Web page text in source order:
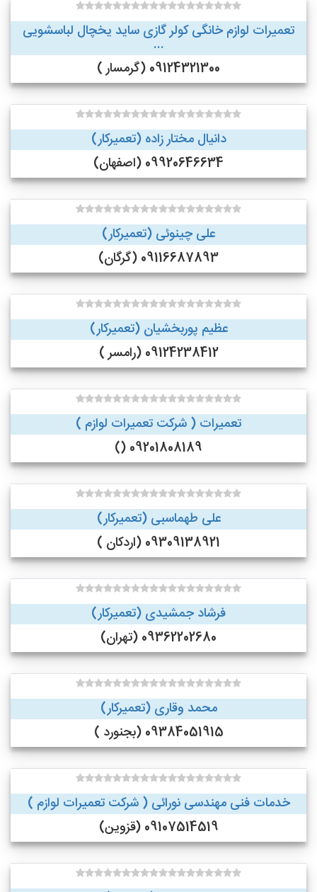
تعمیرات لوازم خانگی کولر گازی ساید یخچال لباسشویی
...
09124321300 (گرمسار )
دانیال مختار زاده (تعمیرکار)
09920646634 (اصفهان)
علی چینوئی (تعمیرکار)
09116687893 (گرگان)
عظیم پوربخشیان (تعمیرکار)
09124238412 (رامسر )
تعمیرات ( شرکت تعمیرات لوازم )
09201808189 ()
علی طهماسبی (تعمیرکار)
09309138921 (اردکان )
فرشاد جمشیدی (تعمیرکار)
09362202680 (تهران)
محمد وقاری (تعمیرکار)
09384051915 (بجنورد )
خدمات فنی مهندسی نورائی ( شرکت تعمیرات لوازم )
09107514519 (قزوین)